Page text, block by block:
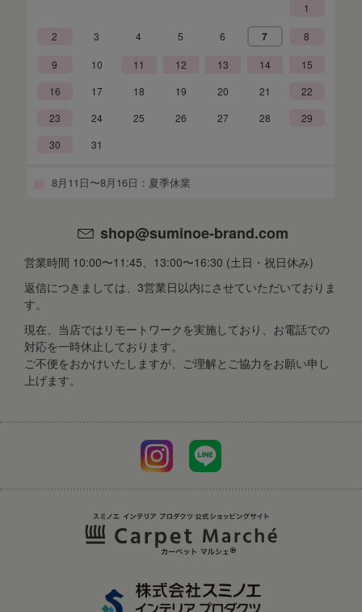
1
2 3 4 5 6 7 8
9 10 11 12 13 14
15
16
17 18 19 20 21
22
23
24 25 26 27 28
29
30
31
8月11日〜8月16日：夏季休業
shop@suminoe-brand.com
営業時間 10:00〜11:45、13:00〜16:30 (土日・祝日休み)
返信につきましては、3営業日以内にさせていただいておりま
す。
現在、当店ではリモートワークを実施しており、お電話での
対応を一時休止しております。
ご不便をおかけいたしますが、ご理解とご協力をお願い申し
上げます。